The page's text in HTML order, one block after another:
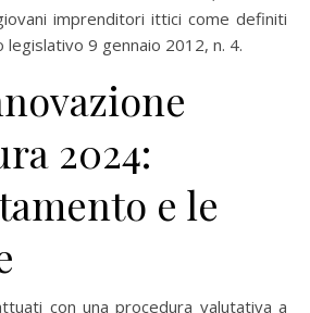
imprenditori ittici come definiti
legislativo 9 gennaio 2012, n. 4.
2024:
e le
con una procedura valutativa a